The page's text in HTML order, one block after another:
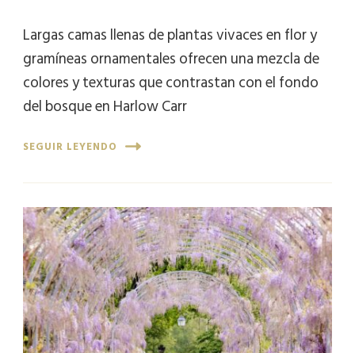
Largas camas llenas de plantas vivaces en flor y
gramíneas ornamentales ofrecen una mezcla de
colores y texturas que contrastan con el fondo
del bosque en Harlow Carr
SEGUIR LEYENDO